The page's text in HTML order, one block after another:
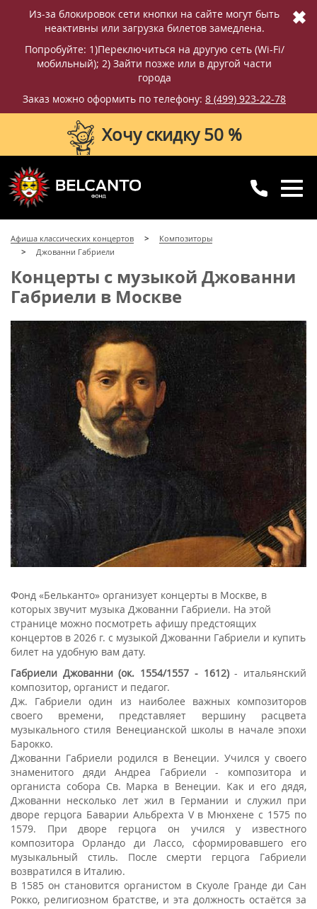
Из-за блокировок сети кнопки на сайте могут быть
неактивны или загрузка билетов замедлена.
Попробуйте: 1)Переключиться на другую сеть (Wi-Fi/
мобильный); 2) Зайти позже или в другой части
города
Заказ можно оформить по телефону: 8 (499) 923-22-78
✖
Хочу скидку 50 %
8 (499) 923-22-78
с 10:00 до 20:00
Афиша классических концертов
Композиторы
Джованни Габриели
Концерты с музыкой Джованни
Габриели в Москве
Фонд «Бельканто» организует концерты в Москве, в
которых звучит музыка Джованни Габриели. На этой
странице можно посмотреть афишу предстоящих
концертов в 2026 г. с музыкой Джованни Габриели и купить
билет на удобную вам дату.
Габриели Джованни (ок. 1554/1557 - 1612)- итальянский
композитор, органист и педагог.
Дж. Габриели один из наиболее важных композиторов
своего времени, представляет вершину расцвета
музыкального стиля Венецианской школы в начале эпохи
Барокко.
Джованни Габриели родился в Венеции. Учился у своего
знаменитого дяди Андреа Габриели - композитора и
органиста собора Св. Марка в Венеции. Как и его дядя,
Джованни несколько лет жил в Германии и служил при
дворе герцога Баварии Альбрехта V в Мюнхене с 1575 по
1579. При дворе герцога он учился у известного
композитора Орландо ди Лассо, сформировавшего его
музыкальный стиль. После смерти герцога Габриели
возвратился в Италию.
В 1585 он становится органистом в Скуоле Гранде ди Сан
Рокко, религиозном братстве, и эта должность остаётся за